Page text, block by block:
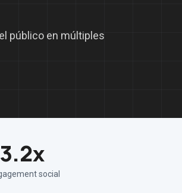
público en múltiples
social